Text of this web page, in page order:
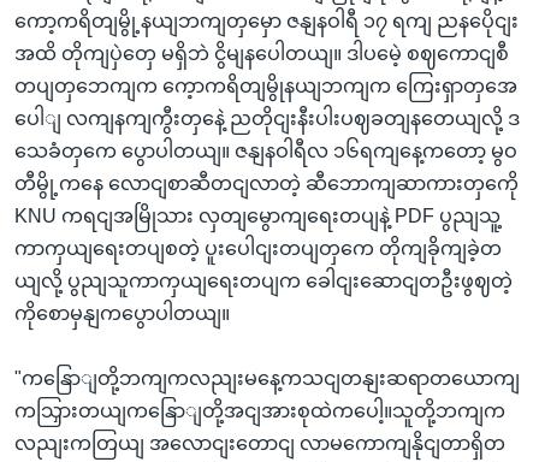
ကော့ကရိတျမွို့နယျဘကျတှမှော ဇနျနဝါရီ ၁၇ ရကျ ညနပေိုငျး
အထိ တိုကျပှဲတှေ မရှိဘဲ ငွိမျနပေါတယျ။ ဒါပမေဲ့ စဈကောငျစီ
တပျတှဘေကျက ကေ့ာကရိတျမွိုနယျဘကျက ကြေးရှာတှအေ
ပေါျ လကျနကျကွီးတှနေဲ့ ညတိုငျးနီးပါးပဈခတျနတေယျလို့ ဒ
သေခံတှကေ ပွောပါတယျ။ ဇနျနဝါရီလ ၁၆ရကျနေ့ကတော့ မွဝ
တီမွို့ကနေ လောငျစာဆီတငျလာတဲ့ ဆီဘောကျဆာကားတှကေို
KNU ကရငျအမြိုသား လှတျမွောကျရေးတပျနဲ့ PDF ပွညျသူ့
ကာကှယျရေးတပျစတဲ့ ပူးပေါငျးတပျတှကေ တိုကျခိုကျခဲ့တ
ယျလို့ ပွညျသူကာကှယျရေးတပျက ခေါငျးဆောငျတဦးဖွဈတဲ့
ကိုစောမှနျကပွောပါတယျ။
"ကနြောျတို့ဘကျကလညျးမနေ့ကသငျတနျးဆရာတယောကျ
ကသြှားတယျကနြောျတို့အငျအားစုထဲကပေါ့။သူတို့ဘကျက
လညျးကတြယျ အလောငျးတောငျ လာမကောကျနိုငျတာရှိတ